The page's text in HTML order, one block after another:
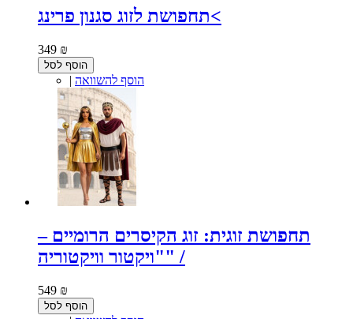
תחפושת לזוג סגנון פרינג<
349 ₪
הוסף לסל
| הוסף להשוואה
תחפושת זוגית: זוג הקיסרים הרומיים –
"ויקטור וויקטוריה" /
549 ₪
הוסף לסל